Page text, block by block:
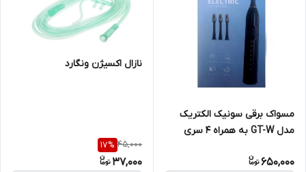
مسواک برقی سونیک الکتریک
مدل GT-W به همراه 4 سری
650,000
نازال اکسیژن ونگارد
45,000
17%
37,000